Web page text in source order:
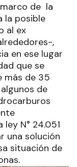
de la
la posible
al ex
,
en ese lugar
que se
más de 35
de
N° 24.051
una solución
situación de